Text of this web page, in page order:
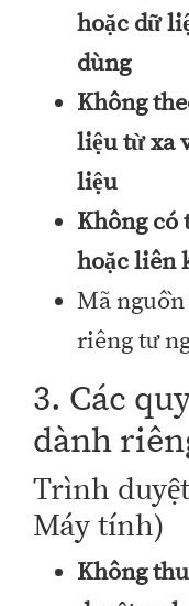
hoặc dữ
dùng
Không
liệu từ xa
liệu
Không có
hoặc liên
Mã nguồn
riêng tư
3. Các
dành
Trình
Máy tính)
Không